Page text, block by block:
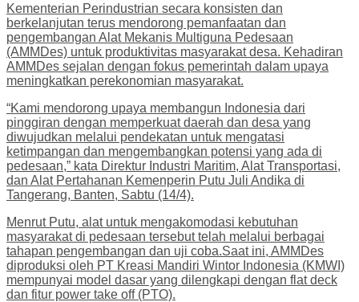
Kementerian Perindustrian secara konsisten dan
berkelanjutan terus mendorong pemanfaatan dan
pengembangan Alat Mekanis Multiguna Pedesaan
(AMMDes) untuk produktivitas masyarakat desa. Kehadiran
AMMDes sejalan dengan fokus pemerintah dalam upaya
meningkatkan perekonomian masyarakat.
“Kami mendorong upaya membangun Indonesia dari
pinggiran dengan memperkuat daerah dan desa yang
diwujudkan melalui pendekatan untuk mengatasi
ketimpangan dan mengembangkan potensi yang ada di
pedesaan,” kata Direktur Industri Maritim, Alat Transportasi,
dan Alat Pertahanan Kemenperin Putu Juli Andika di
Tangerang, Banten, Sabtu (14/4).
Menrut Putu, alat untuk mengakomodasi kebutuhan
masyarakat di pedesaan tersebut telah melalui berbagai
tahapan pengembangan dan uji coba.Saat ini, AMMDes
diproduksi oleh PT Kreasi Mandiri Wintor Indonesia (KMWI)
mempunyai model dasar yang dilengkapi dengan flat deck
dan fitur power take off (PTO).